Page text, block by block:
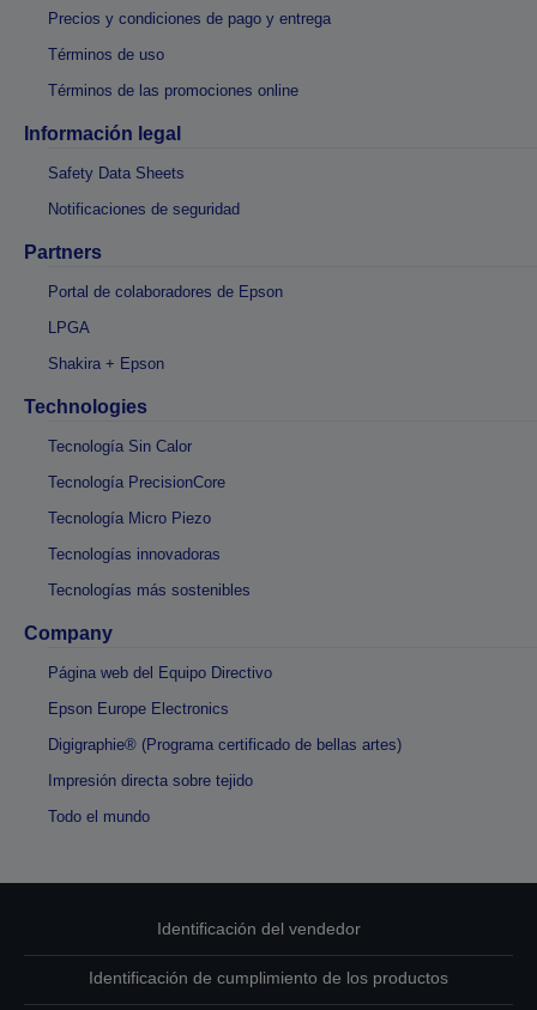
Precios y condiciones de pago y entrega
Términos de uso
Términos de las promociones online
Información legal
Safety Data Sheets
Notificaciones de seguridad
Partners
Portal de colaboradores de Epson
LPGA
Shakira + Epson
Technologies
Tecnología Sin Calor
Tecnología PrecisionCore
Tecnología Micro Piezo
Tecnologías innovadoras
Tecnologías más sostenibles
Company
Página web del Equipo Directivo
Epson Europe Electronics
Digigraphie® (Programa certificado de bellas artes)
Impresión directa sobre tejido
Todo el mundo
Identificación del vendedor
Identificación de cumplimiento de los productos